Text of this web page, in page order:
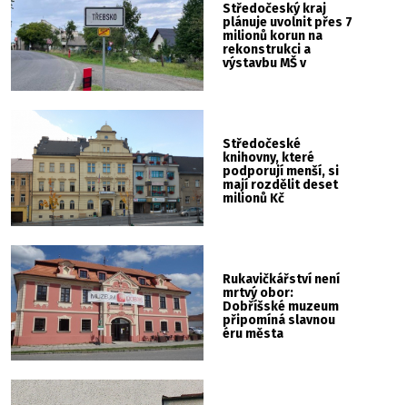
Středočeský kraj
plánuje uvolnit přes 7
milionů korun na
rekonstrukci a
výstavbu MŠ v
Středočeské
knihovny, které
podporují menší, si
mají rozdělit deset
milionů Kč
Rukavičkářství není
mrtvý obor:
Dobříšské muzeum
připomíná slavnou
éru města